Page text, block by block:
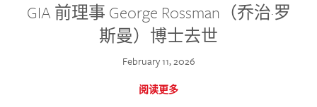
GIA 前理事 George Rossman（乔治·罗
斯曼）博士去世
February 11, 2026
阅读更多